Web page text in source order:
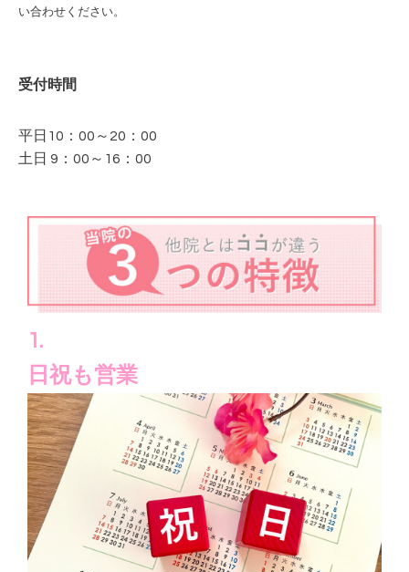
い合わせください。
受付時間
平日10：00～20：00
土日 9：00～16：00
1.
日祝も営業